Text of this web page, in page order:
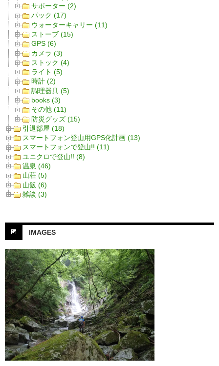
サポーター (2)
パック (17)
ウォーターキャリー (11)
ストーブ (15)
GPS (6)
カメラ (3)
ストック (4)
ライト (5)
時計 (2)
調理器具 (5)
books (3)
その他 (11)
防災グッズ (15)
引退部屋 (18)
スマートフォン登山用GPS化計画 (13)
スマートフォンで登山!! (11)
ユニクロで登山!! (8)
温泉 (46)
山荘 (5)
山飯 (6)
雑談 (3)
IMAGES